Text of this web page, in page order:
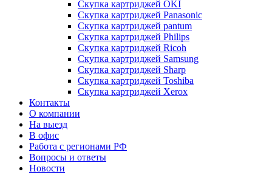
Скупка картриджей OKI
Скупка картриджей Panasonic
Скупка картриджей pantum
Скупка картриджей Philips
Скупка картриджей Ricoh
Скупка картриджей Samsung
Скупка картриджей Sharp
Скупка картриджей Toshiba
Скупка картриджей Xerox
Контакты
О компании
На выезд
В офис
Работа с регионами РФ
Вопросы и ответы
Новости